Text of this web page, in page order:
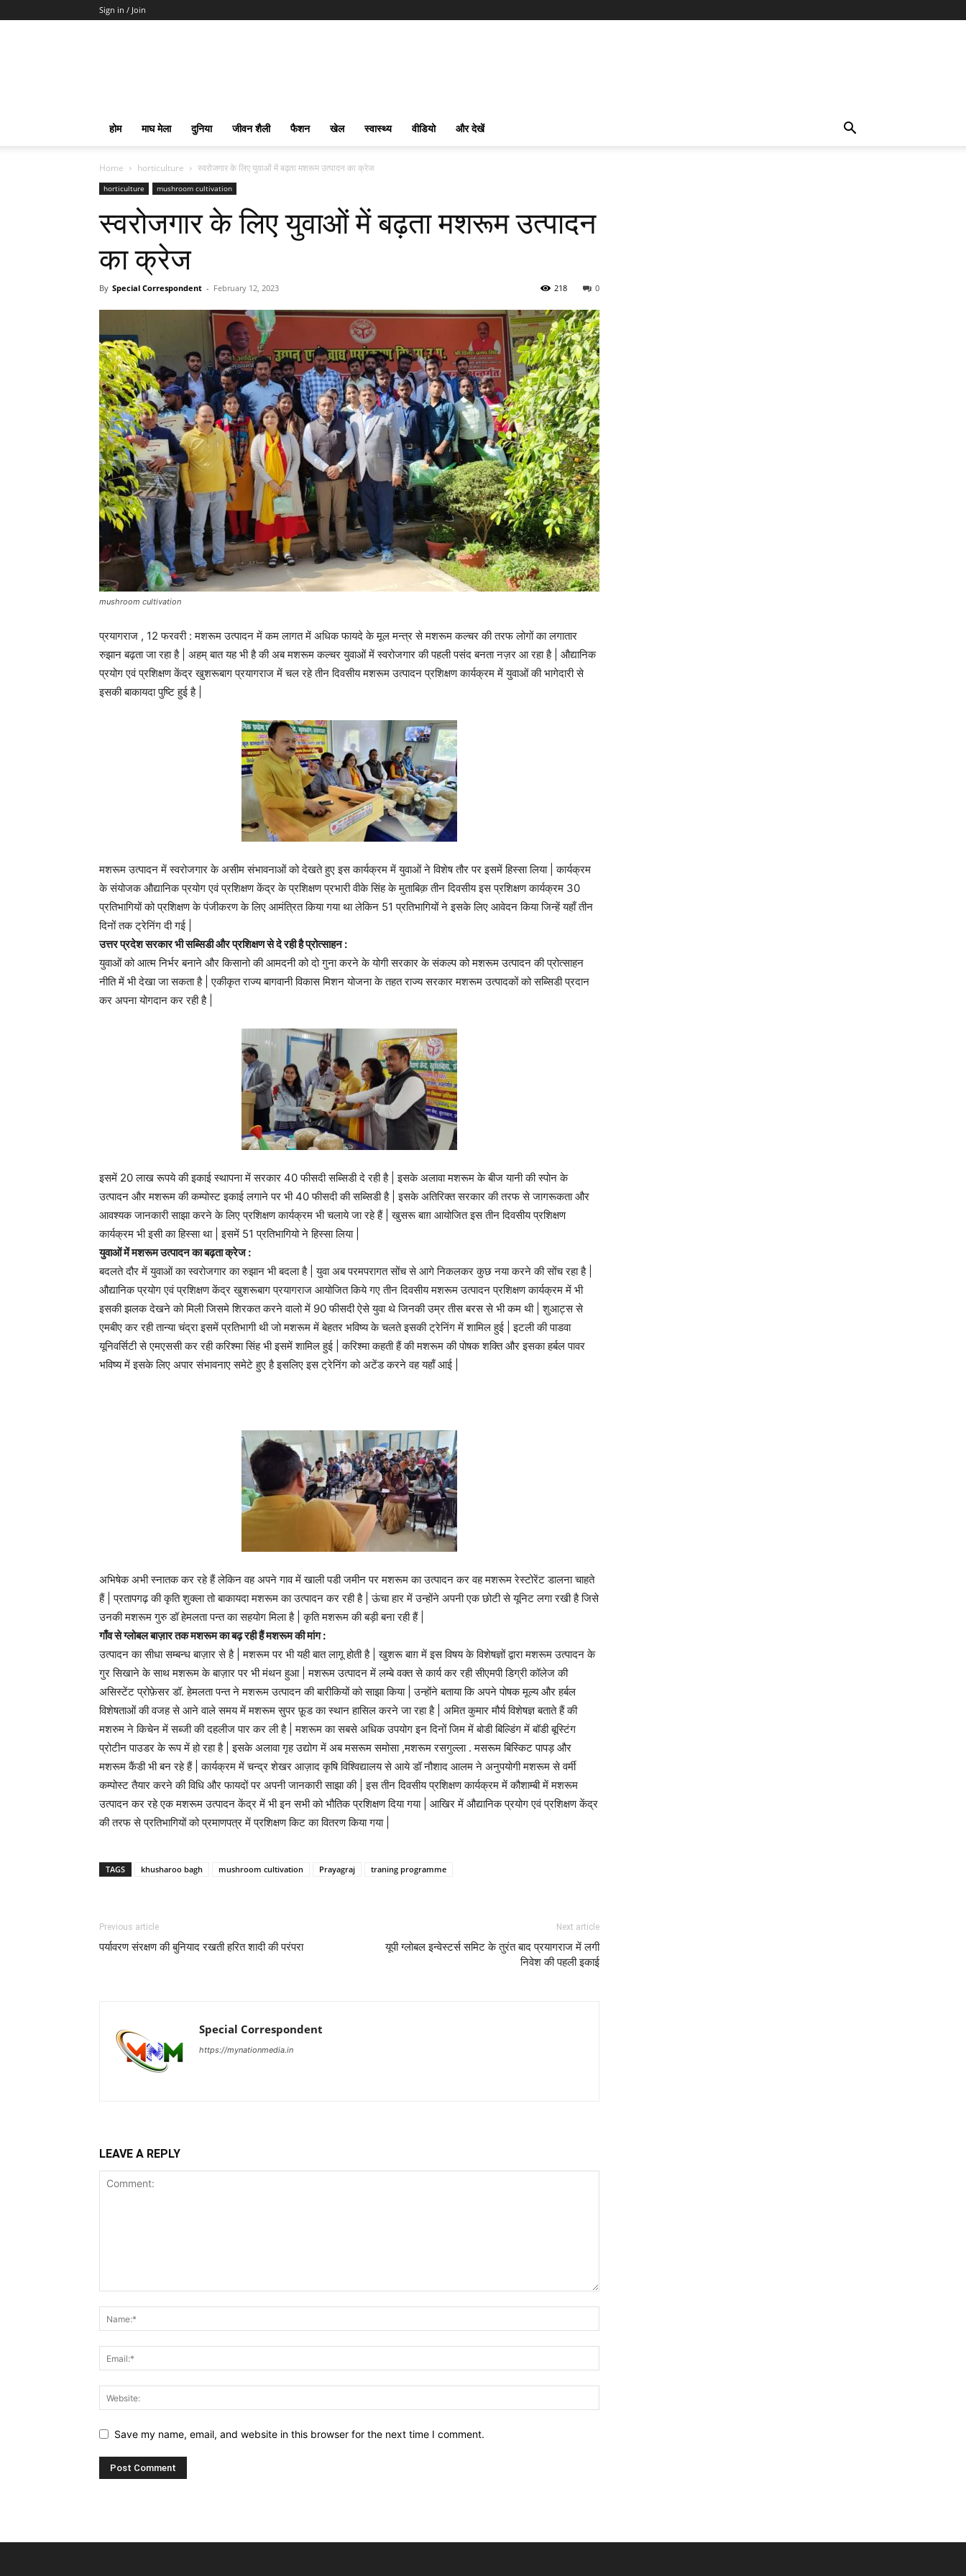
Sign in / Join
होम माघ मेला दुनिया जीवन शैली फैशन खेल स्वास्थ्य वीडियो और देखें
Home horticulture स्वरोजगार के लिए युवाओं में बढ़ता मशरूम उत्पादन का क्रेज
horticulture mushroom cultivation
स्वरोजगार के लिए युवाओं में बढ़ता मशरूम उत्पादन
का क्रेज
By Special Correspondent - February 12, 2023 0
218
mushroom cultivation
प्रयागराज , 12 फरवरी : मशरूम उत्पादन में कम लागत में अधिक फायदे के मूल मन्त्र से मशरूम कल्चर की तरफ लोगों का लगातार
रुझान बढ़ता जा रहा है | अहम् बात यह भी है की अब मशरूम कल्चर युवाओं में स्वरोजगार की पहली पसंद बनता नज़र आ रहा है | औद्यानिक
प्रयोग एवं प्रशिक्षण केंद्र खुशरूबाग प्रयागराज में चल रहे तीन दिवसीय मशरूम उत्पादन प्रशिक्षण कार्यक्रम में युवाओं की भागेदारी से
इसकी बाकायदा पुष्टि हुई है |
मशरूम उत्पादन में स्वरोजगार के असीम संभावनाओं को देखते हुए इस कार्यक्रम में युवाओं ने विशेष तौर पर इसमें हिस्सा लिया | कार्यक्रम
के संयोजक औद्यानिक प्रयोग एवं प्रशिक्षण केंद्र के प्रशिक्षण प्रभारी वीके सिंह के मुताबिक़ तीन दिवसीय इस प्रशिक्षण कार्यक्रम 30
प्रतिभागियों को प्रशिक्षण के पंजीकरण के लिए आमंत्रित किया गया था लेकिन 51 प्रतिभागियों ने इसके लिए आवेदन किया जिन्हें यहाँ तीन
दिनों तक ट्रेनिंग दी गई |
उत्तर प्रदेश सरकार भी सब्सिडी और प्रशिक्षण से दे रही है प्रोत्साहन :
युवाओं को आत्म निर्भर बनाने और किसानो की आमदनी को दो गुना करने के योगी सरकार के संकल्प को मशरूम उत्पादन की प्रोत्साहन
नीति में भी देखा जा सकता है | एकीकृत राज्य बागवानी विकास मिशन योजना के तहत राज्य सरकार मशरूम उत्पादकों को सब्सिडी प्रदान
कर अपना योगदान कर रही है |
इसमें 20 लाख रूपये की इकाई स्थापना में सरकार 40 फीसदी सब्सिडी दे रही है | इसके अलावा मशरूम के बीज यानी की स्पोन के
उत्पादन और मशरूम की कम्पोस्ट इकाई लगाने पर भी 40 फीसदी की सब्सिडी है | इसके अतिरिक्त सरकार की तरफ से जागरूकता और
आवश्यक जानकारी साझा करने के लिए प्रशिक्षण कार्यक्रम भी चलाये जा रहे हैं | खुसरू बाग़ आयोजित इस तीन दिवसीय प्रशिक्षण
कार्यक्रम भी इसी का हिस्सा था | इसमें 51 प्रतिभागियो ने हिस्सा लिया |
युवाओं में मशरूम उत्पादन का बढ़ता क्रेज :
बदलते दौर में युवाओं का स्वरोजगार का रुझान भी बदला है | युवा अब परमपरागत सोंच से आगे निकलकर कुछ नया करने की सोंच रहा है |
औद्यानिक प्रयोग एवं प्रशिक्षण केंद्र खुशरूबाग प्रयागराज आयोजित किये गए तीन दिवसीय मशरूम उत्पादन प्रशिक्षण कार्यक्रम में भी
इसकी झलक देखने को मिली जिसमे शिरकत करने वालो में 90 फीसदी ऐसे युवा थे जिनकी उम्र तीस बरस से भी कम थी | शुआट्स से
एमबीए कर रही तान्या चंद्रा इसमें प्रतिभागी थी जो मशरूम में बेहतर भविष्य के चलते इसकी ट्रेनिंग में शामिल हुई | इटली की पाडवा
यूनिवर्सिटी से एमएससी कर रही करिश्मा सिंह भी इसमें शामिल हुई | करिश्मा कहती हैं की मशरूम की पोषक शक्ति और इसका हर्बल पावर
भविष्य में इसके लिए अपार संभावनाए समेटे हुए है इसलिए इस ट्रेनिंग को अटेंड करने वह यहाँ आई |
अभिषेक अभी स्नातक कर रहे हैं लेकिन वह अपने गाव में खाली पडी जमीन पर मशरूम का उत्पादन कर वह मशरूम रेस्टोरेंट डालना चाहते
हैं | प्रतापगढ़ की कृति शुक्ला तो बाकायदा मशरूम का उत्पादन कर रही है | ऊंचा हार में उन्होंने अपनी एक छोटी से यूनिट लगा रखी है जिसे
उनकी मशरूम गुरु डॉ हेमलता पन्त का सहयोग मिला है | कृति मशरूम की बड़ी बना रही हैं |
गाँव से ग्लोबल बाज़ार तक मशरूम का बढ़ रही हैं मशरूम की मांग :
उत्पादन का सीधा सम्बन्ध बाज़ार से है | मशरूम पर भी यही बात लागू होती है | खुशरू बाग़ में इस विषय के विशेषज्ञों द्वारा मशरूम उत्पादन के
गुर सिखाने के साथ मशरूम के बाज़ार पर भी मंथन हुआ | मशरूम उत्पादन में लम्बे वक्त से कार्य कर रही सीएमपी डिग्री कॉलेज की
असिस्टेंट प्रोफ़ेसर डॉ. हेमलता पन्त ने मशरूम उत्पादन की बारीकियों को साझा किया | उन्होंने बताया कि अपने पोषक मूल्य और हर्बल
विशेषताओं की वजह से आने वाले समय में मशरूम सुपर फ़ूड का स्थान हासिल करने जा रहा है | अमित कुमार मौर्य विशेषज्ञ बताते हैं की
मशरुम ने किचेन में सब्जी की दहलीज पार कर ली है | मशरूम का सबसे अधिक उपयोग इन दिनों जिम में बोडी बिल्डिंग में बॉडी बूस्टिंग
प्रोटीन पाउडर के रूप में हो रहा है | इसके अलावा गृह उद्योग में अब मसरूम समोसा ,मशरूम रसगुल्ला . मसरूम बिस्किट पापड़ और
मशरूम कैंडी भी बन रहे हैं | कार्यक्रम में चन्द्र शेखर आज़ाद कृषि विश्विद्यालय से आये डॉ नौशाद आलम ने अनुपयोगी मशरूम से वर्मी
कम्पोस्ट तैयार करने की विधि और फायदों पर अपनी जानकारी साझा की | इस तीन दिवसीय प्रशिक्षण कार्यक्रम में कौशाम्बी में मशरूम
उत्पादन कर रहे एक मशरूम उत्पादन केंद्र में भी इन सभी को भौतिक प्रशिक्षण दिया गया | आखिर में औद्यानिक प्रयोग एवं प्रशिक्षण केंद्र
की तरफ से प्रतिभागियों को प्रमाणपत्र में प्रशिक्षण किट का वितरण किया गया |
TAGS khusharoo bagh mushroom cultivation Prayagraj traning programme
Previous article
पर्यावरण संरक्षण की बुनियाद रखती हरित शादी की परंपरा
Next article
यूपी ग्लोबल इन्वेस्टर्स समिट के तुरंत बाद प्रयागराज में लगी
निवेश की पहली इकाई
Special Correspondent
https://mynationmedia.in
LEAVE A REPLY
Save my name, email, and website in this browser for the next time I comment.